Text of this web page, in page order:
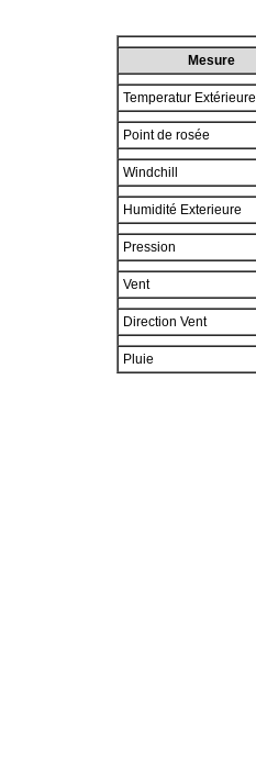
Mesure
Temperatur Extérieure
Point de rosée
Windchill
Humidité Exterieure
Pression
Vent
Direction Vent
Pluie